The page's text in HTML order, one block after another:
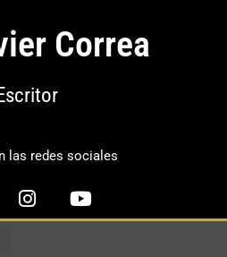
Correa
las redes sociales